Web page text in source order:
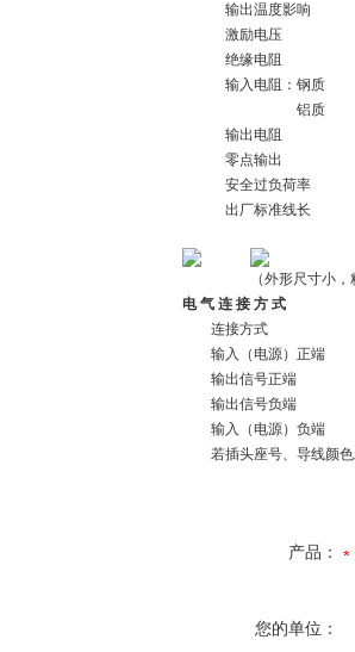
输出温度影响
激励电压
绝缘电阻
输入电阻：钢质
铝质
输出电阻
零点输出
安全过负荷率
出厂标准线长
（外形尺寸小
电 气 连 接 方 式
连接方式
输入（电源）正端
输出信号正端
输出信号负端
输入（电源）负端
若插头座号、导线颜色
产品：
您的单位：